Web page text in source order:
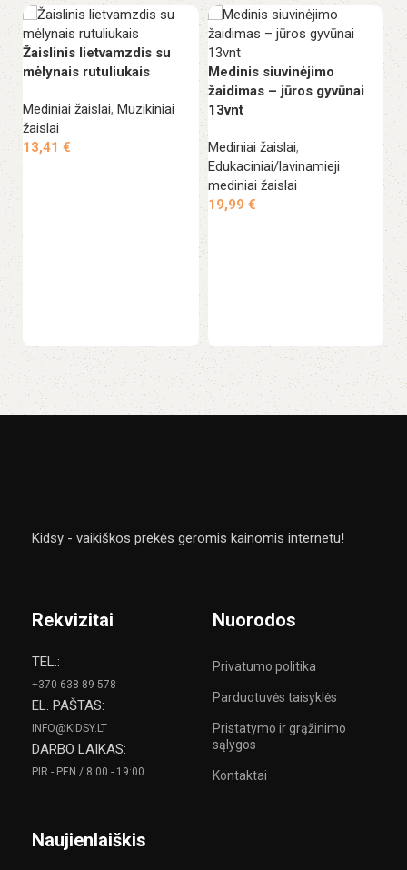
Žaislinis lietvamzdis su
mėlynais rutuliukais
Mediniai žaislai, Muzikiniai
žaislai
13,41 €
Medinis siuvinėjimo
žaidimas – jūros gyvūnai
13vnt
Mediniai žaislai,
Edukaciniai/lavinamieji
mediniai žaislai
19,99 €
Kidsy - vaikiškos prekės geromis kainomis internetu!
Rekvizitai
TEL.:
+370 638 89 578
EL. PAŠTAS:
INFO@KIDSY.LT
DARBO LAIKAS:
PIR - PEN / 8:00 - 19:00
Nuorodos
Privatumo politika
Parduotuvės taisyklės
Pristatymo ir grąžinimo
sąlygos
Kontaktai
Naujienlaiškis